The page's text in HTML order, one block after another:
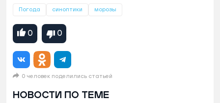
Погода синоптики морозы
0 0
0 человек поделились статьей
НОВОСТИ ПО ТЕМЕ